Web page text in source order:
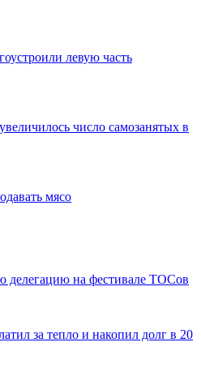
левую часть
число самозанятых в
мясо
делегацию на фестивале ТОСов
за тепло и накопил долг в 20